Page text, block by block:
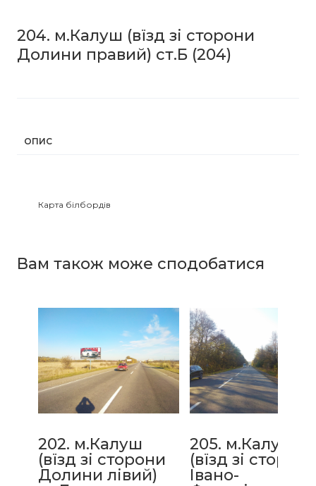
204. м.Калуш (вїзд зі сторони
Долини правий) ст.Б (204)
ОПИС
Карта білбордів
Вам також може сподобатися
202. м.Калуш
(вїзд зі сторони
Долини лівий)
205. м.Калуш
(вїзд зі
Івано-